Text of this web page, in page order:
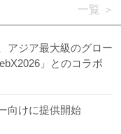
一覧
アジア最大級のグロー
」とのコラボ
向けに提供開始